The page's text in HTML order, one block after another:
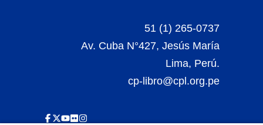
51 (1) 265-0737
Av. Cuba N°427, Jesús María
Lima, Perú.
cp-libro@cpl.org.pe